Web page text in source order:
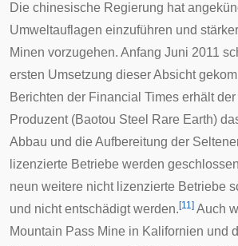
Die chinesische Regierung hat
Umweltauflagen einzuführen und
Minen vorzugehen. Anfang Juni 2011
ersten Umsetzung dieser Absicht
Berichten der Financial Times erhält
Produzent (Baotou Steel Rare Earth)
Abbau und die Aufbereitung der
lizenzierte Betriebe werden
neun weitere nicht lizenzierte Betriebe
und nicht entschädigt werden. [11] Auch
Mountain Pass Mine in Kalifornien und